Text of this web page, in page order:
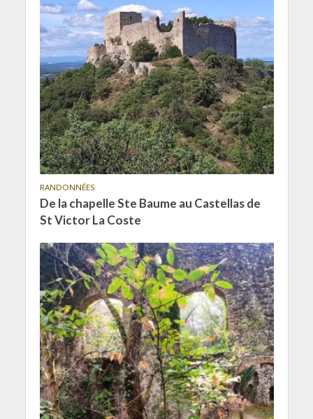
RANDONNÉES
De la chapelle Ste Baume au Castellas de
St Victor La Coste